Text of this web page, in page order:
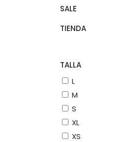
SALE
TIENDA
TALLA
L
M
S
XL
XS